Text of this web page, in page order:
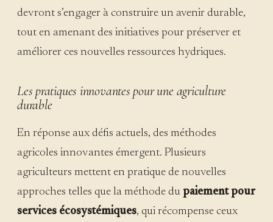
devront s’engager à construire un avenir durable,
tout en amenant des initiatives pour préserver et
améliorer ces nouvelles ressources hydriques.
Les pratiques innovantes pour une agriculture
durable
En réponse aux défis actuels, des méthodes
agricoles innovantes émergent. Plusieurs
agriculteurs mettent en pratique de nouvelles
approches telles que la méthode du paiement pour
services écosystémiques, qui récompense ceux